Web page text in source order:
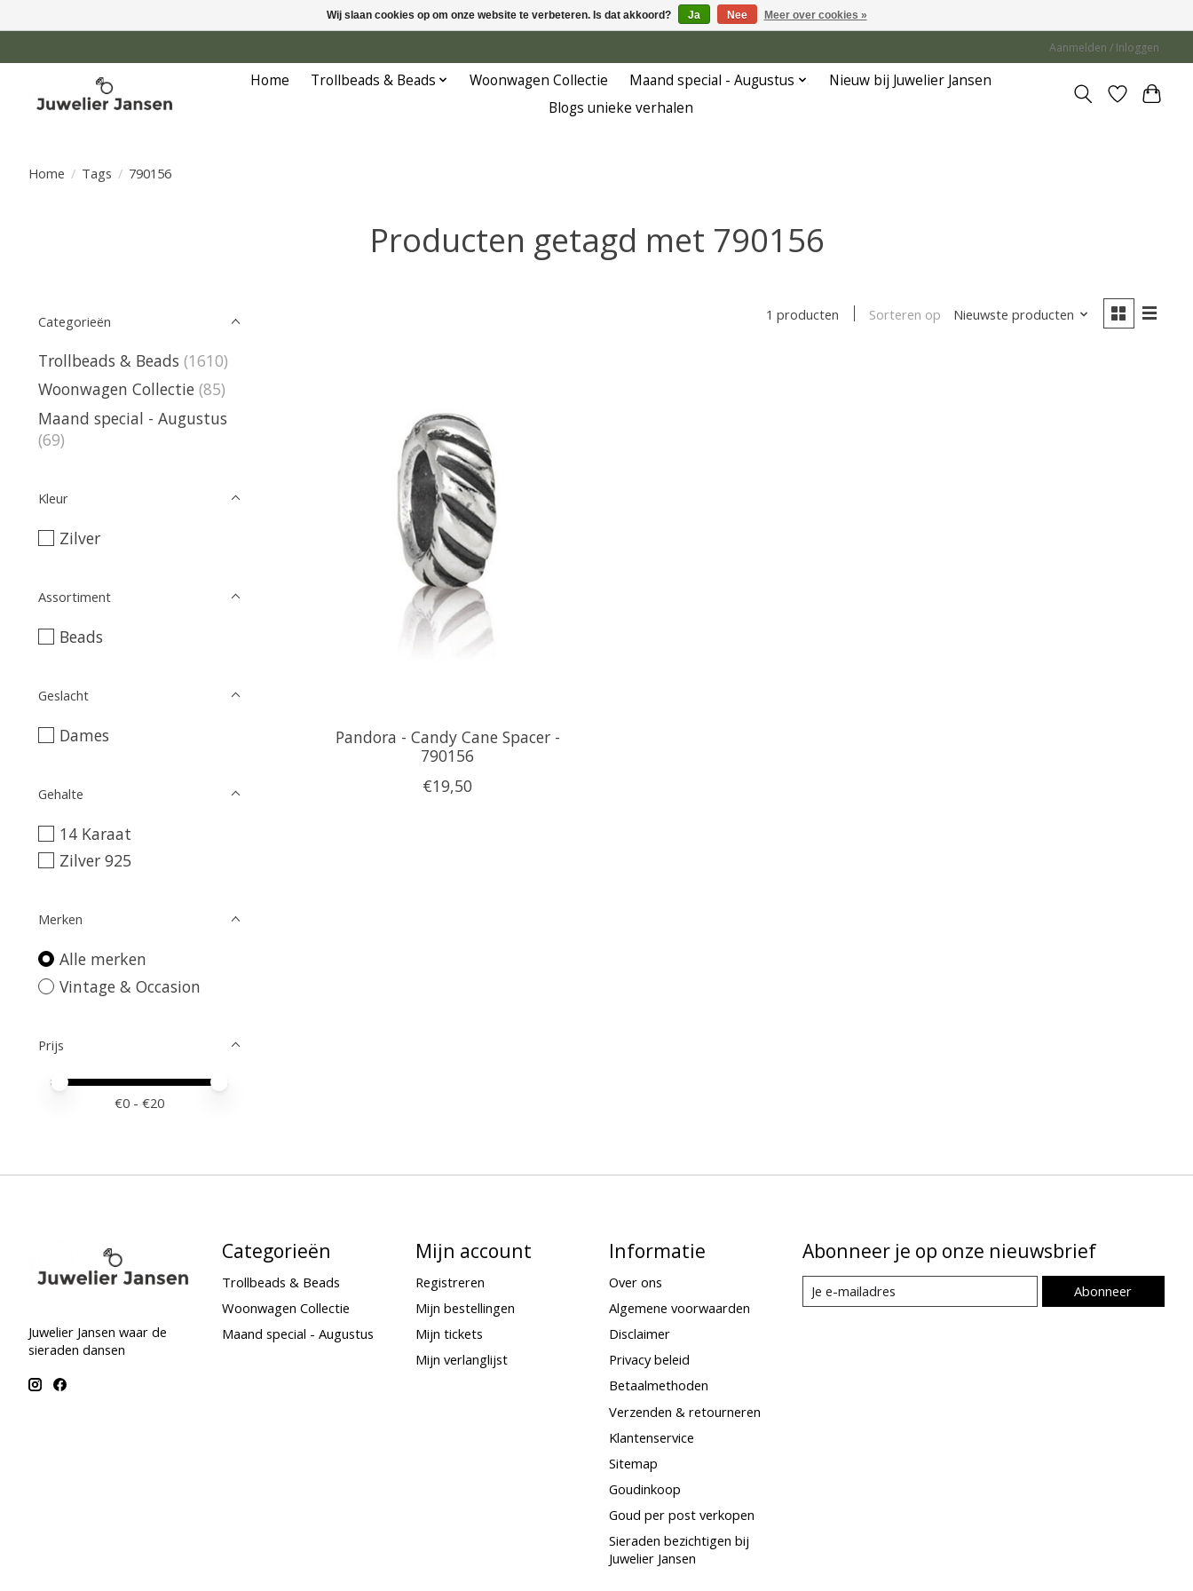
Aanmelden / Inloggen
Home Trollbeads & Beads Woonwagen Collectie Maand special - Augustus
Nieuw bij Juwelier Jansen
Blogs unieke verhalen
Home / Tags / 790156
Producten getagd met 790156
Categorieën
Trollbeads & Beads (1610)
Woonwagen Collectie (85)
Maand special - Augustus
(69)
Kleur
Zilver
Assortiment
Beads
Geslacht
Dames
Gehalte
14 Karaat
Zilver 925
Merken
Alle merken
Vintage & Occasion
Prijs
Minimale prijswaarde
Price maximum value
€0 - €20
1 producten Sorteren op Nieuwste producten
Pandora - Candy Cane Spacer -
790156
€19,50
Juwelier Jansen waar de
sieraden dansen
Categorieën
Trollbeads & Beads
Woonwagen Collectie
Maand special - Augustus
Mijn account
Registreren
Mijn bestellingen
Mijn tickets
Mijn verlanglijst
Informatie
Over ons
Algemene voorwaarden
Disclaimer
Privacy beleid
Betaalmethoden
Verzenden & retourneren
Klantenservice
Sitemap
Goudinkoop
Goud per post verkopen
Sieraden bezichtigen bij
Juwelier Jansen
Abonneer je op onze nieuwsbrief
Abonneer
Wij slaan cookies op om onze website te verbeteren. Is dat akkoord? Ja Nee Meer over cookies »